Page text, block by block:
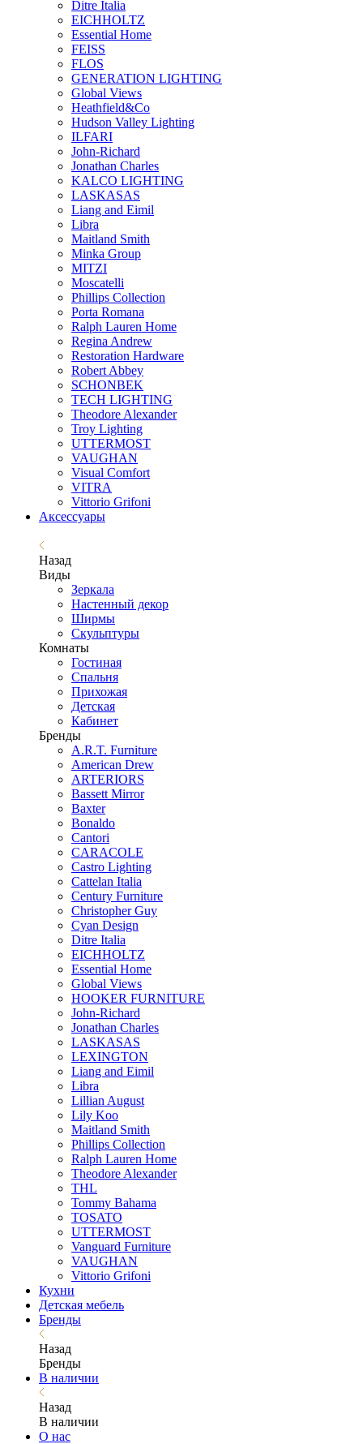
Ditre Italia
EICHHOLTZ
Essential Home
FEISS
FLOS
GENERATION LIGHTING
Global Views
Heathfield&Co
Hudson Valley Lighting
ILFARI
John-Richard
Jonathan Charles
KALCO LIGHTING
LASKASAS
Liang and Eimil
Libra
Maitland Smith
Minka Group
MITZI
Moscatelli
Phillips Collection
Porta Romana
Ralph Lauren Home
Regina Andrew
Restoration Hardware
Robert Abbey
SCHONBEK
TECH LIGHTING
Theodore Alexander
Troy Lighting
UTTERMOST
VAUGHAN
Visual Comfort
VITRA
Vittorio Grifoni
Аксессуары
Назад
Виды
Зеркала
Настенный декор
Ширмы
Скульптуры
Комнаты
Гостиная
Спальня
Прихожая
Детская
Кабинет
Бренды
A.R.T. Furniture
American Drew
ARTERIORS
Bassett Mirror
Baxter
Bonaldo
Cantori
CARACOLE
Castro Lighting
Cattelan Italia
Century Furniture
Christopher Guy
Cyan Design
Ditre Italia
EICHHOLTZ
Essential Home
Global Views
HOOKER FURNITURE
John-Richard
Jonathan Charles
LASKASAS
LEXINGTON
Liang and Eimil
Libra
Lillian August
Lily Koo
Maitland Smith
Phillips Collection
Ralph Lauren Home
Theodore Alexander
THL
Tommy Bahama
TOSATO
UTTERMOST
Vanguard Furniture
VAUGHAN
Vittorio Grifoni
Кухни
Детская мебель
Бренды
Назад
Бренды
В наличии
Назад
В наличии
О нас